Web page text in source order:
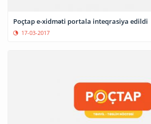
Poçtap e-xidməti portala inteqrasiya edildi
17-03-2017